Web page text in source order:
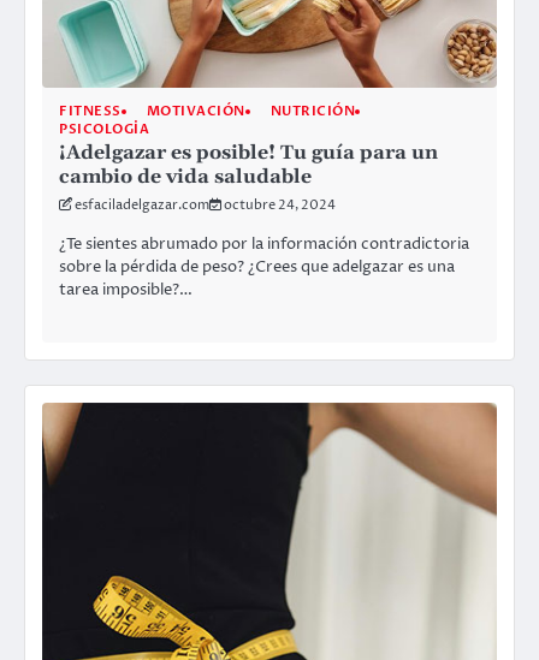
FITNESS MOTIVACIÓN
NUTRICIÓN
PSICOLOGÍA
¡Adelgazar es posible! Tu guía para un
cambio de vida saludable
esfaciladelgazar.com octubre 24, 2024
¿Te sientes abrumado por la información contradictoria
sobre la pérdida de peso? ¿Crees que adelgazar es una
tarea imposible?…